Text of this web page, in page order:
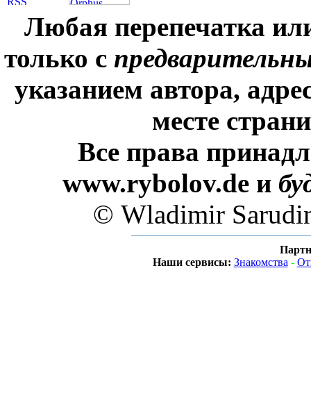
Любая перепечатка
только с
указанием автора,
месте
Все права
www.rybolov.de и
© Wladimir
Наши сервисы: Знакомства -